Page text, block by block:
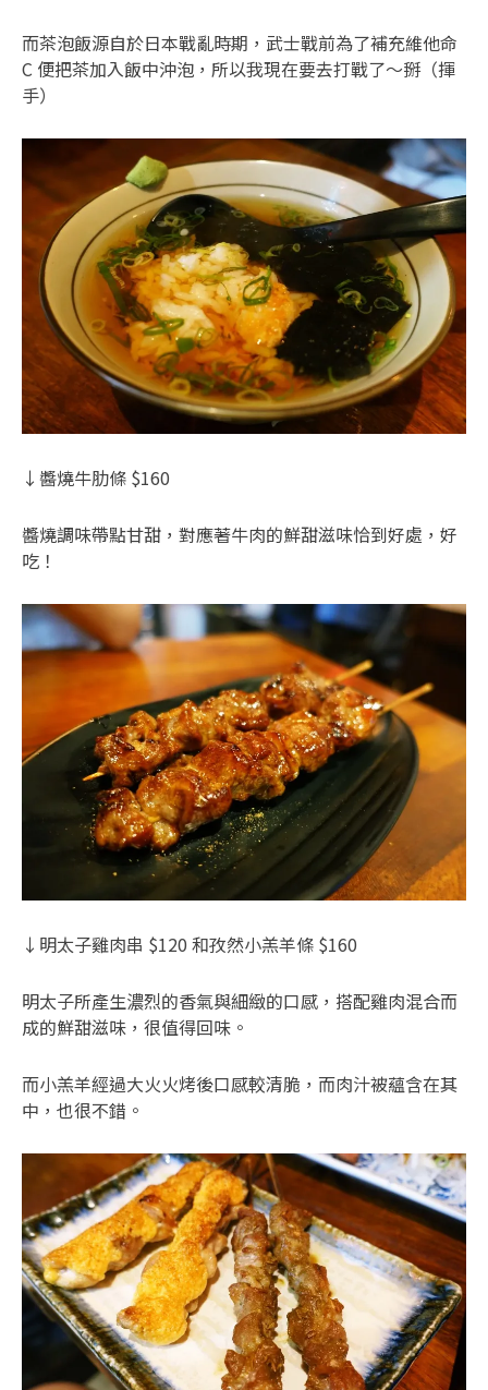
而茶泡飯源自於日本戰亂時期，武士戰前為了補充維他命
C 便把茶加入飯中沖泡，所以我現在要去打戰了～掰（揮
手）
↓醬燒牛肋條 $160
醬燒調味帶點甘甜，對應著牛肉的鮮甜滋味恰到好處，好
吃！
↓明太子雞肉串 $120 和孜然小羔羊條 $160
明太子所產生濃烈的香氣與細緻的口感，搭配雞肉混合而
成的鮮甜滋味，很值得回味。
而小羔羊經過大火火烤後口感較清脆，而肉汁被蘊含在其
中，也很不錯。